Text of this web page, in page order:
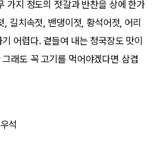
가지 정도의 젓갈과 반찬을 상에 한가
길치속젓, 밴댕이젓, 황석어젓, 어리
어렵다. 곁들여 내는 청국장도 맛이
래도 꼭 고기를 먹어야겠다면 삼겹
석